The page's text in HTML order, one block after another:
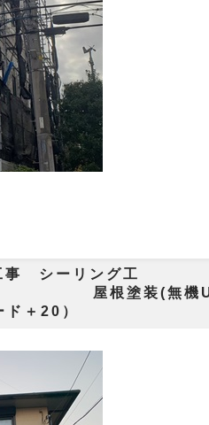
ーリング工
コー
ド＋20）